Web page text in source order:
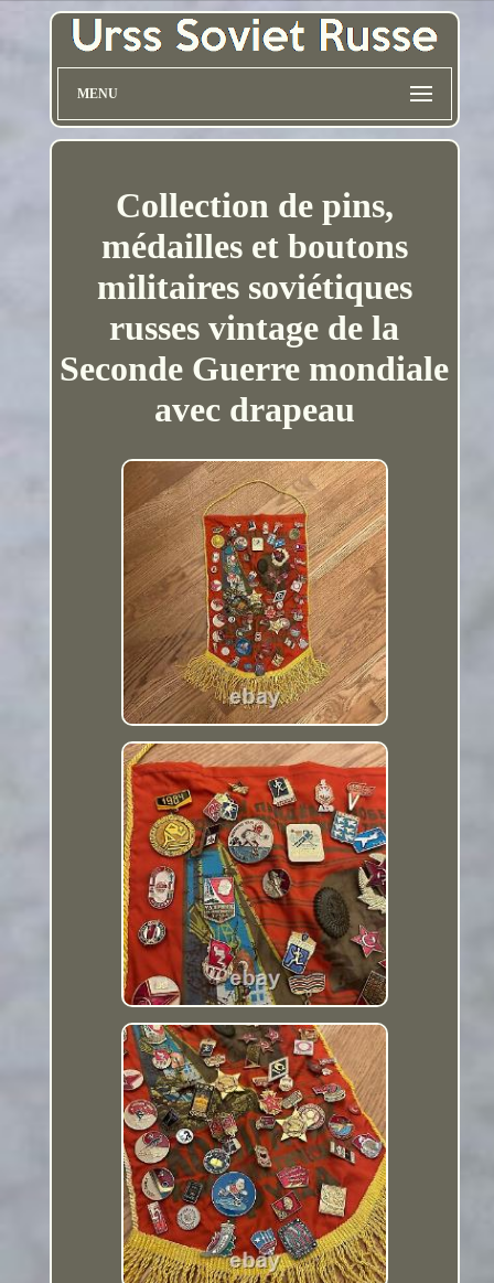
MENU
Collection de pins,
médailles et boutons
militaires soviétiques
russes vintage de la
Seconde Guerre mondiale
avec drapeau